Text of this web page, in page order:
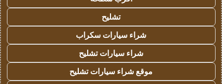
تشليح
شراء سيارات سكراب
شراء سيارات تشليح
موقع شراء سيارات تشليح